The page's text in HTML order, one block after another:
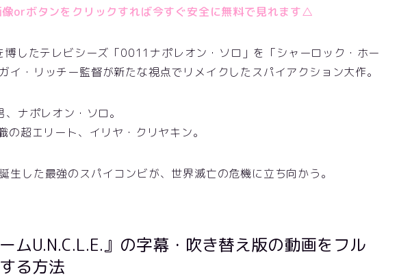
orボタンをクリックすれば今すぐ安全に無料で見れます△
したテレビシーズ「0011ナポレオン・ソロ」を「シャーロック・ホー
イ・リッチー監督が新たな視点でリメイクしたスパイアクション大作。
ナポレオン・ソロ。
の超エリート、イリヤ・クリヤキン。
生した最強のスパイコンビが、世界滅亡の危機に立ち向かう。
ムU.N.C.L.E.』の字幕・吹き替え版の動画をフル
る方法